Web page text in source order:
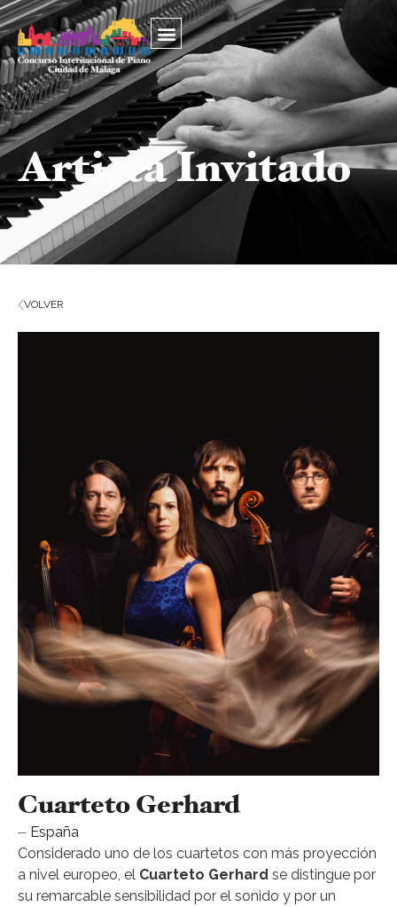
Artista Invitado
VOLVER
Cuarteto Gerhard
⏤ España
Considerado uno de los cuartetos con más proyección
a nivel europeo, el Cuarteto Gerhard se distingue por
su remarcable sensibilidad por el sonido y por un